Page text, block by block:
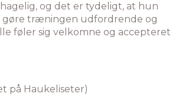
og det er tydeligt, at hun
gøre træningen udfordrende og
føler sig velkomne og accepteret
på Haukeliseter)